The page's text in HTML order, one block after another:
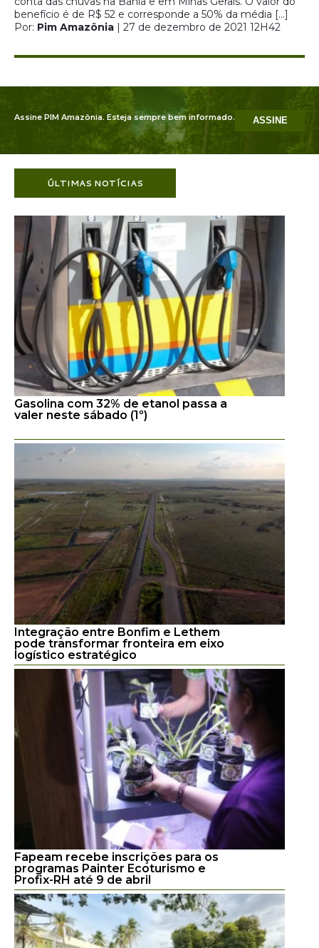
benefício é de R$ 52 e corresponde a 50% da média […]
Por: Pim Amazônia | 27 de dezembro de 2021 12H42
Assine PIM Amazônia. Esteja sempre bem informado. ASSINE
ÚLTIMAS NOTÍCIAS
Gasolina com 32% de etanol passa a
valer neste sábado (1º)
Integração entre Bonfim e Lethem
pode transformar fronteira em eixo
logístico estratégico
Fapeam recebe inscrições para os
programas Painter Ecoturismo e
Profix-RH até 9 de abril